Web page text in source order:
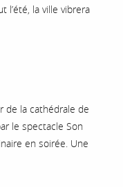
l’été, la ville vibrera
de la cathédrale de
le spectacle Son
en soirée. Une